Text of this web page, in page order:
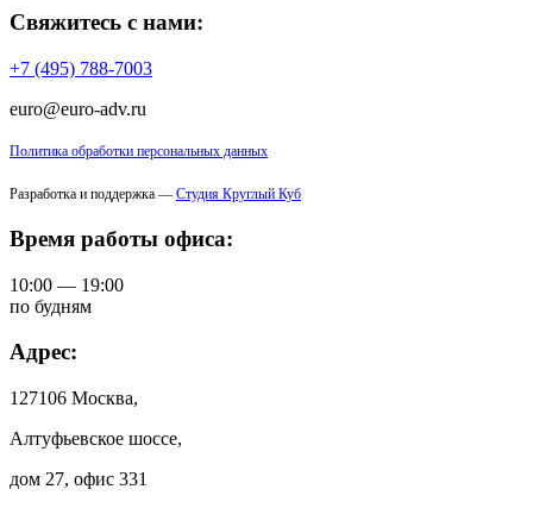
Свяжитесь с нами:
+7 (495) 788-7003
euro@euro-adv.ru
Политика обработки персональных данных
Разработка и поддержка — Студия Круглый Куб
Время работы офиса:
10:00 — 19:00
по будням
Адрес:
127106 Москва,
Алтуфьевское шоссе,
дом 27, офис 331